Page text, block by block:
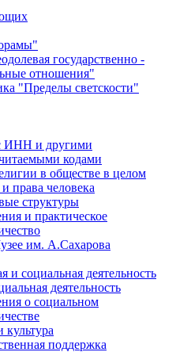
государственно -
отношения"
"Пределы светскости"
ИНН и другими
кодами
в обществе в целом
права человека
структуры
и практическое
им. А.Сахарова
и социальная деятельность
деятельность
о социальном
культура
поддержка